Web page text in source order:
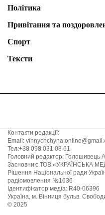
Політика
Привітання та
Спорт
Тексти
Контакти редакції:
Email:
Тел:+38 098 031 08 61
Головний редактор: Голошивець
Засновник: ТОВ «УКРАЇНСЬКА
Рішення Національної ради
радіомовлення №1636
Ідентифікатор медіа: R40-06396
Україна, м. Вінниця бульв.
© 2025